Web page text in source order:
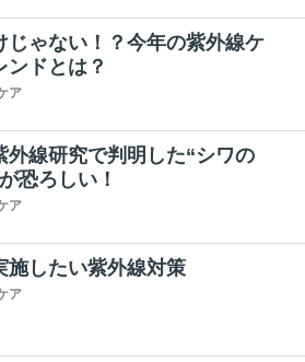
じゃない！？今年の紫外線ケ
ンドとは？
ア
外線研究で判明した“シワの
恐ろしい！
ア
施したい紫外線対策
ア